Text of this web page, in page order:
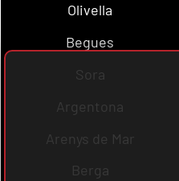
Olivella
Begues
Sora
Argentona
Arenys de Mar
Berga